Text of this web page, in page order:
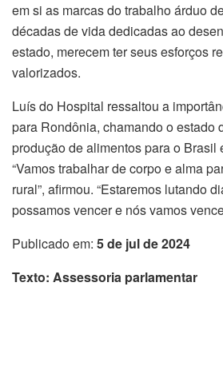
em si as marcas do trabalho árduo
décadas de vida dedicadas ao
estado, merecem ter seus esforços
valorizados.
Luís do Hospital ressaltou a
para Rondônia, chamando o estado
produção de alimentos para o Brasil
“Vamos trabalhar de corpo e alma
rural”, afirmou. “Estaremos lutando
possamos vencer e nós vamos
Publicado em: 5 de jul de 2024
Texto: Assessoria parlamentar